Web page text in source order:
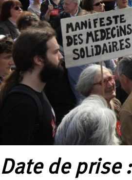
Date de prise :